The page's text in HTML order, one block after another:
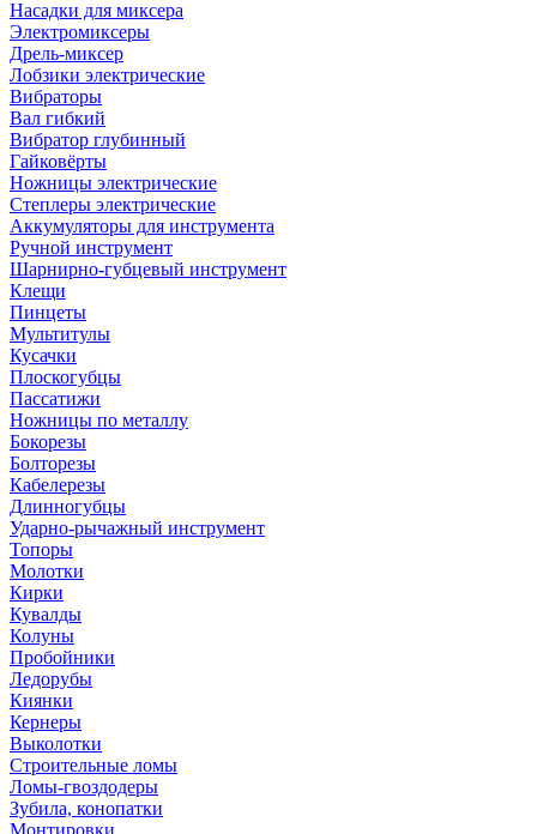
Насадки для миксера
Электромиксеры
Дрель-миксер
Лобзики электрические
Вибраторы
Вал гибкий
Вибратор глубинный
Гайковёрты
Ножницы электрические
Степлеры электрические
Аккумуляторы для инструмента
Ручной инструмент
Шарнирно-губцевый инструмент
Клещи
Пинцеты
Мультитулы
Кусачки
Плоскогубцы
Пассатижи
Ножницы по металлу
Бокорезы
Болторезы
Кабелерезы
Длинногубцы
Ударно-рычажный инструмент
Топоры
Молотки
Кирки
Кувалды
Колуны
Пробойники
Ледорубы
Киянки
Кернеры
Выколотки
Строительные ломы
Ломы-гвоздодеры
Зубила, конопатки
Монтировки